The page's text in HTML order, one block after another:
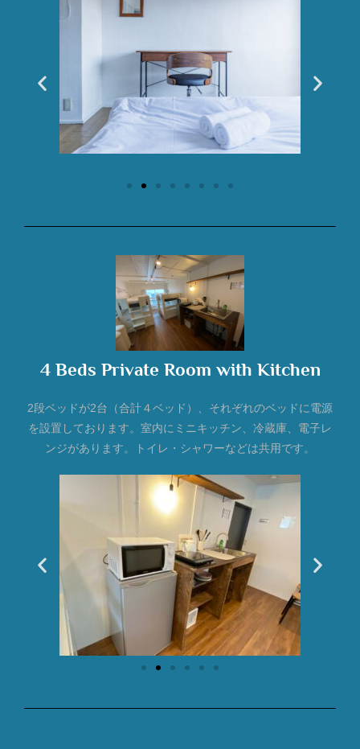
4 Beds Private Room with Kitchen
2段ベッドが2台（合計４ベッド）、それぞれのベッドに電源
を設置しております。室内にミニキッチン、冷蔵庫、電子レ
ンジがあります。トイレ・シャワーなどは共用です。